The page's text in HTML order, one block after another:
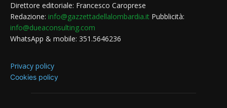
Direttore editoriale: Francesco Caroprese
Redazione: info@gazzettadellalombardia.it Pubblicità:
info@dueaconsulting.com
WhatsApp & mobile: 351.5646236
Privacy policy
Cookies policy